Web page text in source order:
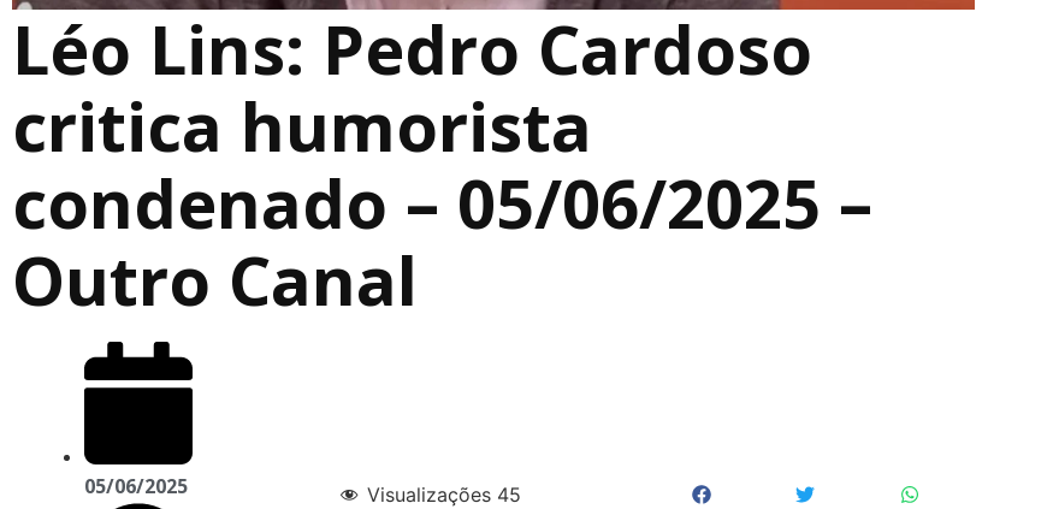
Léo Lins: Pedro Cardoso
critica humorista
condenado – 05/06/2025 –
Outro Canal
05/06/2025 Visualizações 45